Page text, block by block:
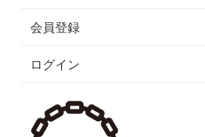
会員登録
ログイン